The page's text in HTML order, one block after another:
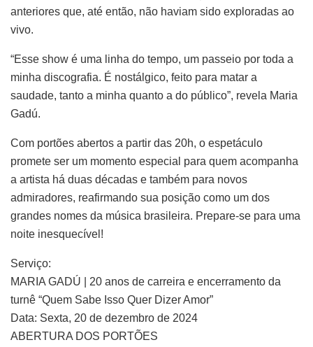
anteriores que, até então, não haviam sido exploradas ao
vivo.
“Esse show é uma linha do tempo, um passeio por toda a
minha discografia. É nostálgico, feito para matar a
saudade, tanto a minha quanto a do público”, revela Maria
Gadú.
Com portões abertos a partir das 20h, o espetáculo
promete ser um momento especial para quem acompanha
a artista há duas décadas e também para novos
admiradores, reafirmando sua posição como um dos
grandes nomes da música brasileira. Prepare-se para uma
noite inesquecível!
Serviço:​
MARIA GADÚ | 20 anos de carreira e encerramento da
turnê “Quem Sabe Isso Quer Dizer Amor”
Data: Sexta, 20 de dezembro de 2024
ABERTURA DOS PORTÕES